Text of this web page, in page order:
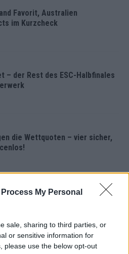
My Personal
sale, sharing to third parties, or
or sensitive information for
please use the below opt-out
Favorit, Australien
im Kurzcheck
– der Rest des ESC-Halbfinales
die Wettquoten – vier sicher,
ist das beim ESC wirklich fair?
Das erste Halbfinale – der